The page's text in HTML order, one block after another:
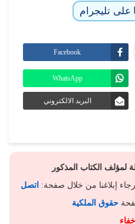
على تليجرام
Facebook
WhatsApp
البريد الالكتروني
لمؤلف الكتاب المذكور
إبلاغنا من خلال صفحة: اتصل
حقوق الملكية